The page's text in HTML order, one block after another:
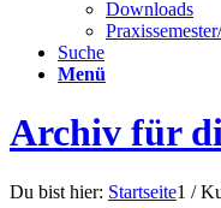
Downloads
Suche
Menü
Archiv für
Du bist hier: Startseite1 /